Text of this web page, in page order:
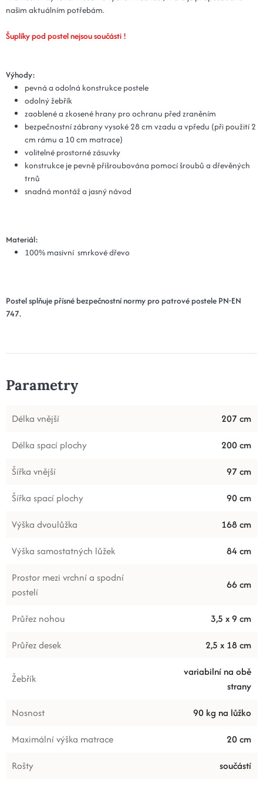
našim aktuálním potřebám.
Šuplíky pod postel nejsou součásti !
Výhody:
pevná a odolná konstrukce postele
odolný žebřík
zaoblené a zkosené hrany pro ochranu před zraněním
bezpečnostní zábrany vysoké 28 cm vzadu a vpředu (při použití 2
cm rámu a 10 cm matrace)
volitelné prostorné zásuvky
konstrukce je pevně přišroubována pomocí šroubů a dřevěných
trnů
snadná montáž a jasný návod
Materiál:
100% masivní smrkové dřevo
Postel splňuje přísné bezpečnostní normy pro patrové postele PN-EN
747.
Parametry
Délka vnější
207 cm
Délka spací plochy
200 cm
Šířka vnější
97 cm
Šířka spací plochy
90 cm
Výška dvoulůžka
168 cm
Výška samostatných lůžek
84 cm
Prostor mezi vrchní a spodní
postelí
66 cm
Průřez nohou
3,5 x 9 cm
Průřez desek
2,5 x 18 cm
Žebřík
variabilní na obě
strany
Nosnost
90 kg na lůžko
Maximální výška matrace
20 cm
Rošty
součástí